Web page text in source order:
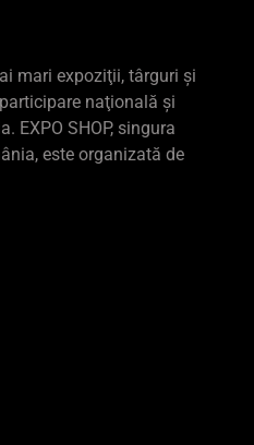
mari expoziţii, târguri şi
naţională şi
EXPO SHOP, singura
este organizată de